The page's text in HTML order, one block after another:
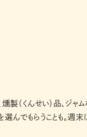
（くんせい）品、ジャム
選んでもらうことも。週末